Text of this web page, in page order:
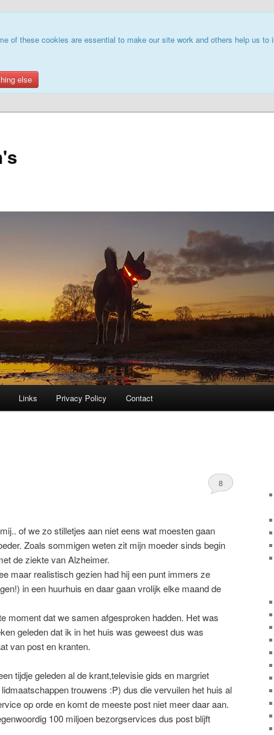
of these cookies are essential to make our site work and others help us
else
Links Privacy Policy Contact
8
of we zo stilletjes aan niet eens wat moesten gaan
Zoals sommigen weten zit mijn moeder sinds begin
de ziekte van Alzheimer.
maar realistisch gezien had hij een punt immers ze
in een huurhuis en daar gaan vrolijk elke maand de
moment dat we samen afgesproken hadden. Het was
geleden dat ik in het huis was geweest dus was
van post en kranten.
tijdje geleden al de krant,televisie gids en margriet
trouwens :P) dus die vervuilen het huis al
op orde en komt de meeste post niet meer daar aan.
100 miljoen bezorgservices dus post blijft